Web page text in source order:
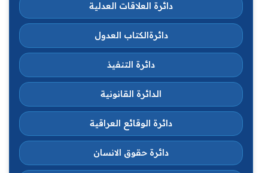
دائرة العلاقات العدلية
دائرةالكتاب العدول
دائرة التنفيذ
الدائرة القانونية
دائرة الوقائع العراقية
دائرة حقوق الانسان